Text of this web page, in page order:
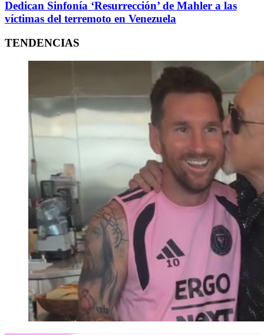
Dedican Sinfonía ‘Resurrección’ de Mahler a las
víctimas del terremoto en Venezuela
TENDENCIAS